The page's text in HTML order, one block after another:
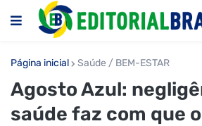
Página inicial Saúde / BEM-ESTAR
Agosto Azul:
saúde faz com que